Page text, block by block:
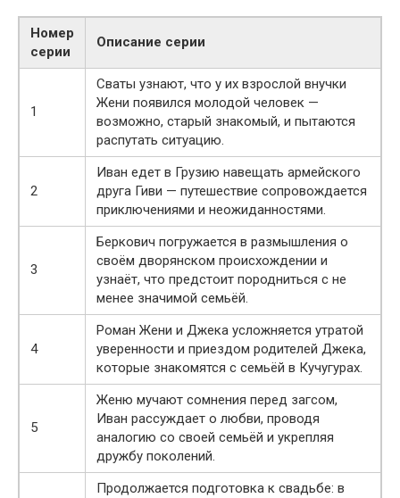
Номер
серии
Описание серии
1
Сваты узнают, что у их взрослой внучки
Жени появился молодой человек —
возможно, старый знакомый, и пытаются
распутать ситуацию.
2
Иван едет в Грузию навещать армейского
друга Гиви — путешествие сопровождается
приключениями и неожиданностями.
3
Беркович погружается в размышления о
своём дворянском происхождении и
узнаёт, что предстоит породниться с не
менее значимой семьёй.
4
Роман Жени и Джека усложняется утратой
уверенности и приездом родителей Джека,
которые знакомятся с семьёй в Кучугурах.
5
Женю мучают сомнения перед загсом,
Иван рассуждает о любви, проводя
аналогию со своей семьёй и укрепляя
дружбу поколений.
Продолжается подготовка к свадьбе: в